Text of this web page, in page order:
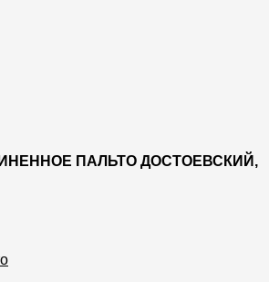
ПАЛЬТО ДОСТОЕВСКИЙ,